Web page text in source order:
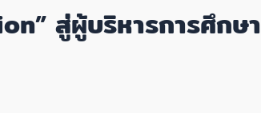
สู่ผู้บริหารการศึกษา